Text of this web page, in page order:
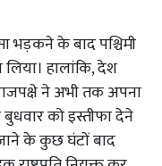
भड़कने के बाद पश्चिमी
लिया। हालांकि, देश
ने अभी तक अपना
बुधवार को इस्तीफा देने
के कुछ घंटों बाद